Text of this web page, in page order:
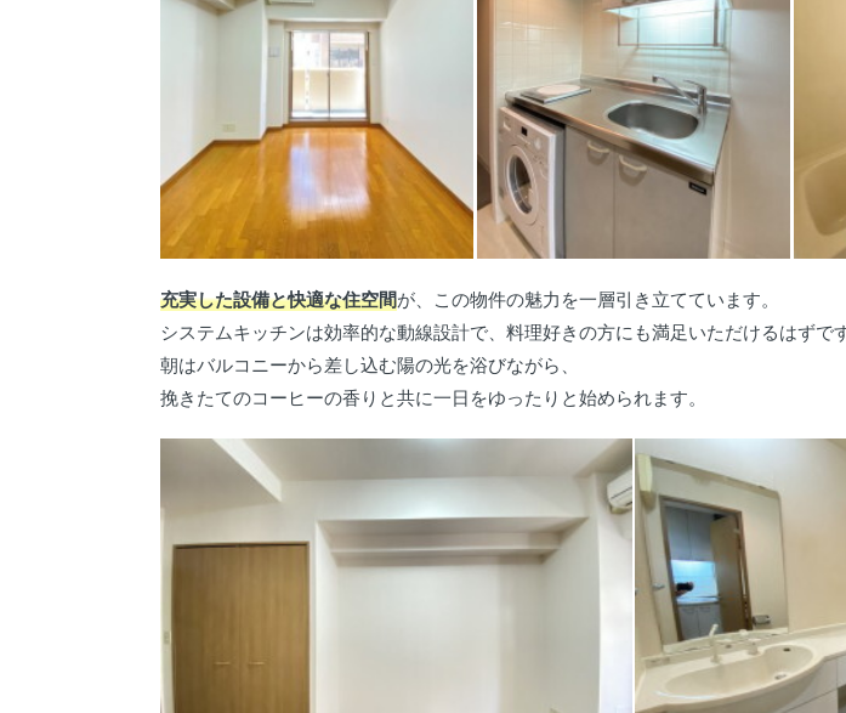
充実した設備と快適な住空間が、この物件の魅力を一層引き立てています。
システムキッチンは効率的な動線設計で、料理好きの方にも満足いただけるはずです
朝はバルコニーから差し込む陽の光を浴びながら、
挽きたてのコーヒーの香りと共に一日をゆったりと始められます。